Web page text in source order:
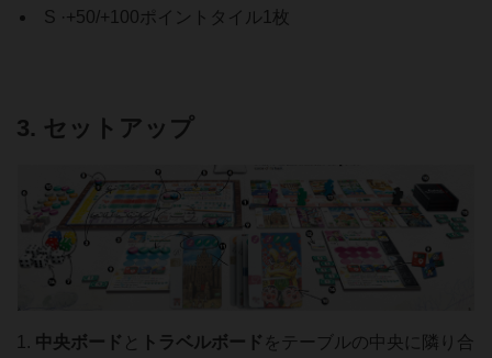
S ·+50/+100ポイントタイル1枚
3. セットアップ
1. 中央ボード と トラベルボード をテーブルの中央に隣り合